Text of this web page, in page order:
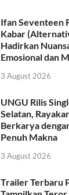
Ifan Seventeen
Kabar
Hadirkan
Emosional dan
3 August 2026
UNGU Rilis
Selatan,
Berkarya
Penuh Makna
3 August 2026
Trailer Terbaru